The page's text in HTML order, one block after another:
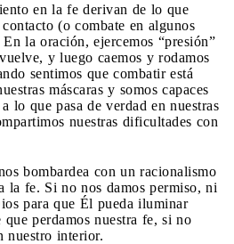
en la fe derivan de lo que
(o combate en algunos
En la oración, ejercemos “presión”
y luego caemos y rodamos
sentimos que combatir está
máscaras y somos capaces
lo que pasa de verdad en nuestras
nuestras dificultades con
bombardea con un racionalismo
la fe. Si no nos damos permiso, ni
para que Él pueda iluminar
perdamos nuestra fe, si no
nuestro interior.